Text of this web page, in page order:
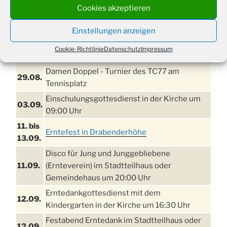
Cookies akzeptieren
Einstellungen anzeigen
Cookie-RichtlinieDatenschutzImpressum
21. bis Sommerfreizeit der Ev. Jugend in Berlin für
29.08.
Damen Doppel - Turnier des TC77 am
Tennisplatz
03.09.
Einschulungsgottesdienst in der Kirche um
09:00 Uhr
11. bis
13.09.
Erntefest in Drabenderhöhe
11.09.
Disco für Jung und Junggebliebene
(Ernteverein) im Stadtteilhaus oder
Gemeindehaus um 20:00 Uhr
12.09.
Erntedankgottesdienst mit dem
Kindergarten in der Kirche um 16:30 Uhr
Festabend Erntedank im Stadtteilhaus oder